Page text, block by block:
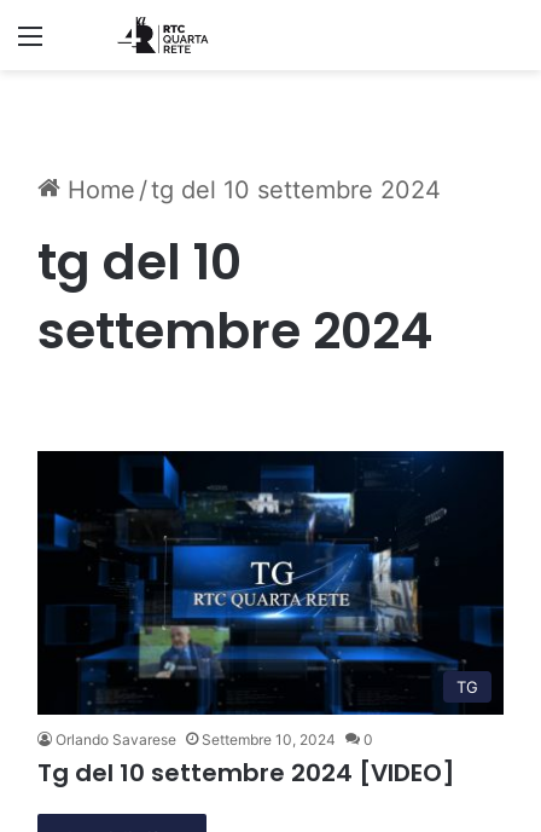
Home /tg del 10 settembre 2024
tg del 10
settembre 2024
TG
Orlando Savarese Settembre 10, 2024 0
Tg del 10 settembre 2024 [VIDEO]